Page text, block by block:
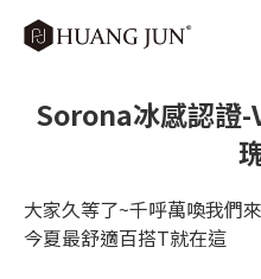
Sorona冰感認證-
大家久等了~千呼萬喚我們
今夏最舒適百搭T就在這